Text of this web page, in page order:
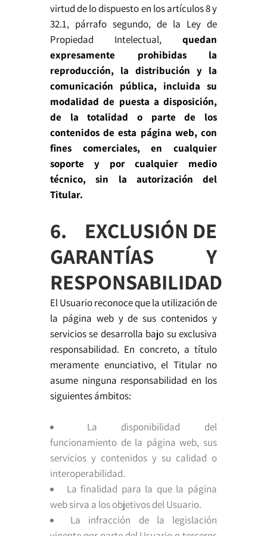
virtud de lo dispuesto en los artículos 8 y
32.1, párrafo segundo, de la Ley de
Propiedad Intelectual, quedan
expresamente prohibidas la
reproducción, la distribución y la
comunicación pública, incluida su
modalidad de puesta a disposición,
de la totalidad o parte de los
contenidos de esta página web, con
fines comerciales, en cualquier
soporte y por cualquier medio
técnico, sin la autorización del
Titular.
6. EXCLUSIÓN DE
GARANTÍAS Y
RESPONSABILIDAD
El Usuario reconoce que la utilización de
la página web y de sus contenidos y
servicios se desarrolla bajo su exclusiva
responsabilidad. En concreto, a título
meramente enunciativo, el Titular no
asume ninguna responsabilidad en los
siguientes ámbitos:
La disponibilidad del
funcionamiento de la página web, sus
servicios y contenidos y su calidad o
interoperabilidad.
La finalidad para la que la página
web sirva a los objetivos del Usuario.
La infracción de la legislación